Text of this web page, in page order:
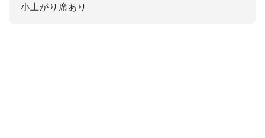
小上がり席あり